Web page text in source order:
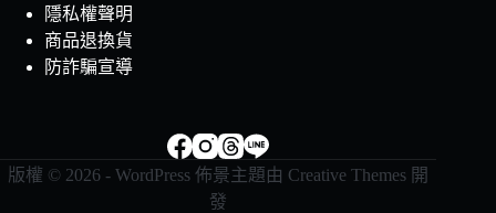
隱私權聲明
商品退換貨
防詐騙宣導
版權 © 2026 - WordPress 佈景主題由 Creative Themes 開
發